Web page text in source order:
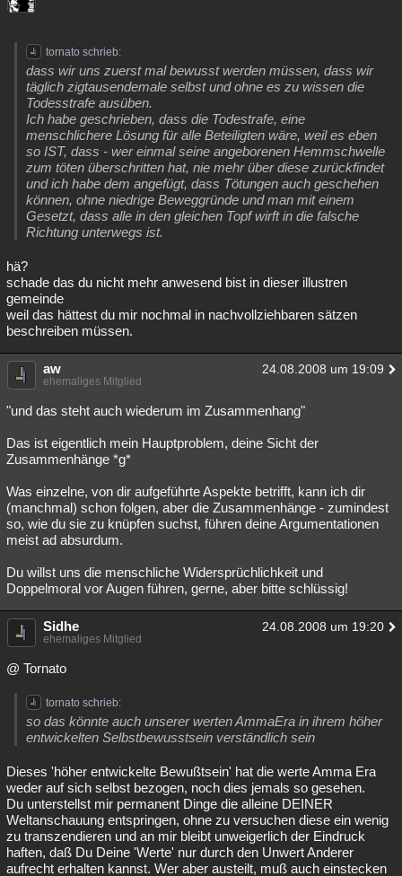
tornato schrieb:
dass wir uns zuerst mal bewusst werden müssen, dass wir
täglich zigtausendemale selbst und ohne es zu wissen die
Todesstrafe ausüben.
Ich habe geschrieben, dass die Todestrafe, eine
menschlichere Lösung für alle Beteiligten wäre, weil es eben
so IST, dass - wer einmal seine angeborenen Hemmschwelle
zum töten überschritten hat, nie mehr über diese zurückfindet
und ich habe dem angefügt, dass Tötungen auch geschehen
können, ohne niedrige Beweggründe und man mit einem
Gesetzt, dass alle in den gleichen Topf wirft in die falsche
Richtung unterwegs ist.
hä?
schade das du nicht mehr anwesend bist in dieser illustren
gemeinde
weil das hättest du mir nochmal in nachvollziehbaren sätzen
beschreiben müssen.
aw 24.08.2008 um 19:09
ehemaliges Mitglied
"und das steht auch wiederum im Zusammenhang"
Das ist eigentlich mein Hauptproblem, deine Sicht der
Zusammenhänge *g*
Was einzelne, von dir aufgeführte Aspekte betrifft, kann ich dir
(manchmal) schon folgen, aber die Zusammenhänge - zumindest
so, wie du sie zu knüpfen suchst, führen deine Argumentationen
meist ad absurdum.
Du willst uns die menschliche Widersprüchlichkeit und
Doppelmoral vor Augen führen, gerne, aber bitte schlüssig!
Sidhe 24.08.2008 um 19:20
ehemaliges Mitglied
@ Tornato
tornato schrieb:
so das könnte auch unserer werten AmmaEra in ihrem höher
entwickelten Selbstbewusstsein verständlich sein
Dieses 'höher entwickelte Bewußtsein' hat die werte Amma Era
weder auf sich selbst bezogen, noch dies jemals so gesehen.
Du unterstellst mir permanent Dinge die alleine DEINER
Weltanschauung entspringen, ohne zu versuchen diese ein wenig
zu transzendieren und an mir bleibt unweigerlich der Eindruck
haften, daß Du Deine 'Werte' nur durch den Unwert Anderer
aufrecht erhalten kannst. Wer aber austeilt, muß auch einstecken